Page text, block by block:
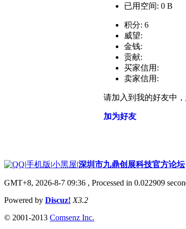
已用空间: 0 B
积分: 6
威望:
金钱:
贡献:
买家信用:
卖家信用:
请加入到我的好友中
加为好友
|手机版|小黑屋|深圳市九鼎创展科技官方论坛
GMT+8, 2026-8-7 09:36 , Processed in 0.022909
Powered by Discuz! X3.2
© 2001-2013 Comsenz Inc.